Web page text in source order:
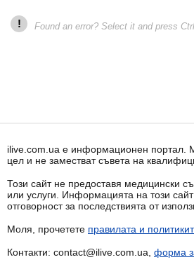
! Found an error? Select it and press
ilive.com.ua е информационен портал.
цел и не заместват съвета на
Този сайт не предоставя медицински
или услуги. Информацията на този
отговорност за последствията от
Моля, прочетете правилата и
Контакти: contact@ilive.com.ua, форма